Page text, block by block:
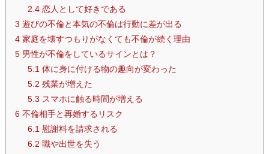
2.4恋人として好きである
3 遊びの不倫と本気の不倫は行動に差が出る
4家庭を壊すつもりがなくても不倫が続く理由
5男性が不倫をしているサインとは？
5.1 体に身に付ける物の趣向が変わった
5.2 残業が増えた
5.3 スマホに触る時間が増える
6不倫相手と再婚するリスク
6.1 慰謝料を請求される
6.2 職や出世を失う